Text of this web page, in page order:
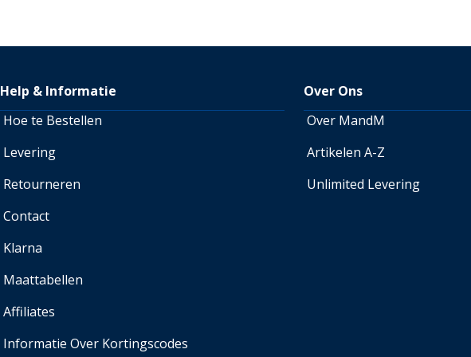
Help & Informatie
Hoe te Bestellen
Levering
Retourneren
Contact
Klarna
Maattabellen
Affiliates
Informatie Over Kortingscodes
Over Ons
Over MandM
Artikelen A-Z
Unlimited Levering